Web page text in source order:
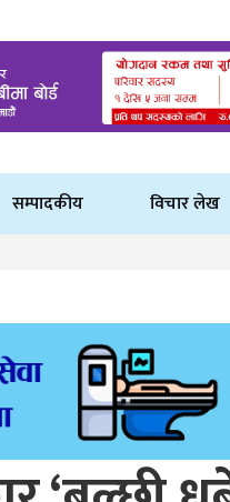
सम्पादकीय विचार लेख